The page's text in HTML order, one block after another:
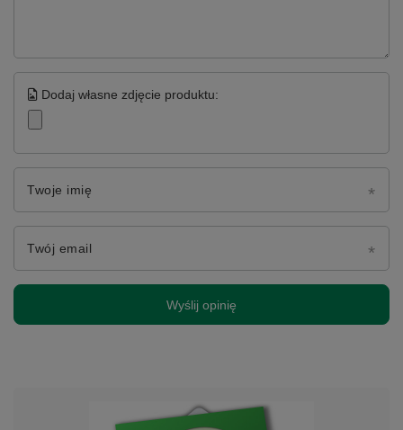
Dodaj własne zdjęcie produktu:
Twoje imię
Twój email
Wyślij opinię